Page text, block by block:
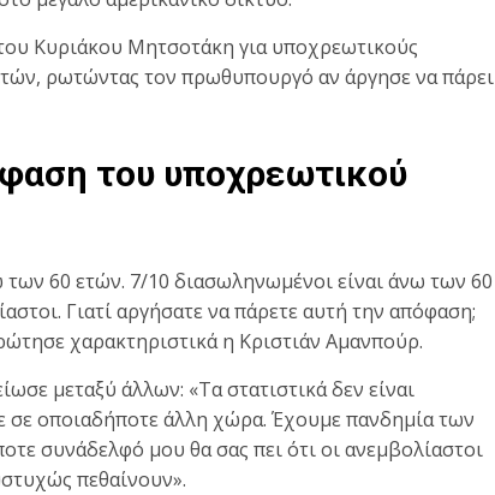
Κυριάκου Μητσοτάκη για υποχρεωτικούς
ρωτώντας τον πρωθυπουργό αν άργησε να πάρει
του υποχρεωτικού
60 ετών. 7/10 διασωληνωμένοι είναι άνω των 60
Γιατί αργήσατε να πάρετε αυτή την απόφαση;
χαρακτηριστικά η Κριστιάν Αμανπούρ.
μεταξύ άλλων: «Τα στατιστικά δεν είναι
σε οποιαδήποτε άλλη χώρα. Έχουμε πανδημία των
συνάδελφό μου θα σας πει ότι οι ανεμβολίαστοι
πεθαίνουν».